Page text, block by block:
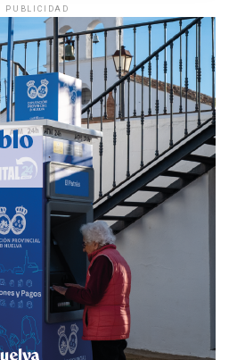
LAS FIESTAS COLOMBINAS
COLOMBINAS 2026
PUBLICIDAD